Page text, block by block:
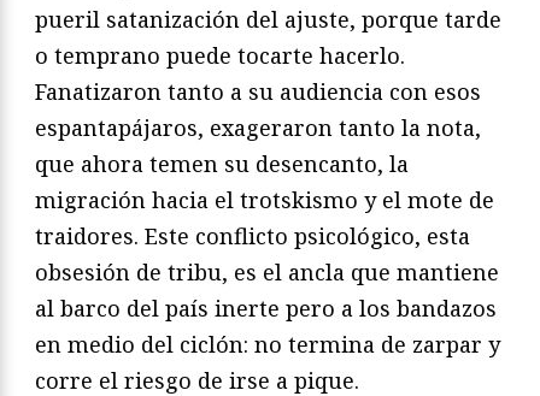
pueril satanización del ajuste, porque tarde
o temprano puede tocarte hacerlo.
Fanatizaron tanto a su audiencia con esos
espantapájaros, exageraron tanto la nota,
que ahora temen su desencanto, la
migración hacia el trotskismo y el mote de
traidores. Este conflicto psicológico, esta
obsesión de tribu, es el ancla que mantiene
al barco del país inerte pero a los bandazos
en medio del ciclón: no termina de zarpar y
corre el riesgo de irse a pique.